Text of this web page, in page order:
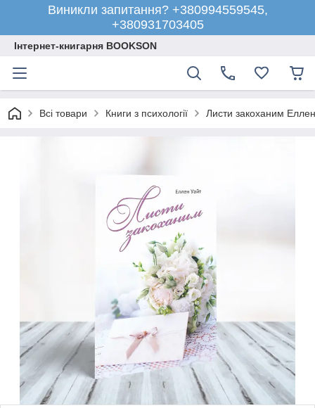
Виникли запитання? +380994559545,
+380931703405
Інтернет-книгарня BOOKSON
Всі товари Книги з психології Листи закоханим